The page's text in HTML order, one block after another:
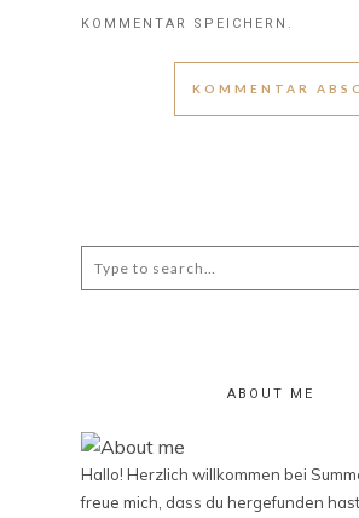
KOMMENTAR SPEICHERN.
for:
ABOUT ME
Hallo! Herzlich willkommen bei
freue mich, dass du hergefunden